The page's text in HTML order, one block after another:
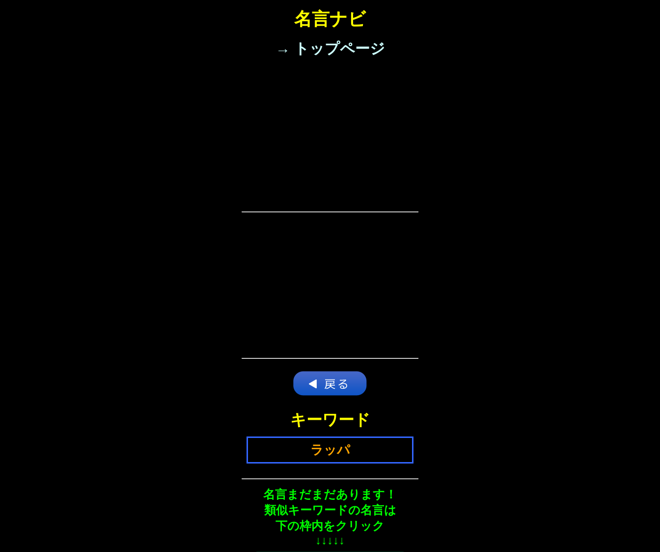
名言ナビ
→ トップページ
キーワード
ラッパ
名言まだまだあります！
類似キーワードの名言は
下の枠内をクリック
↓↓↓↓↓